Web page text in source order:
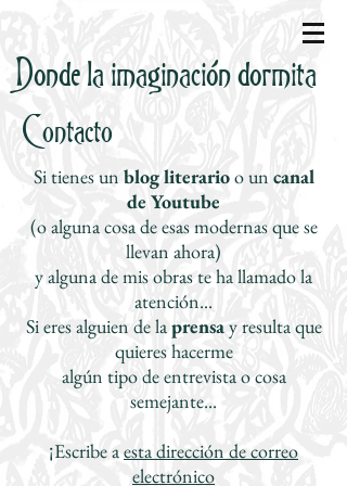
Donde la imaginación dormita
Contacto
Si tienes un blog literarioo un canal
de Youtube
(o alguna cosa de esas modernas que se
llevan ahora)
y alguna de mis obras te ha llamado la
atención...
Si eres alguien de laprensay resulta que
quieres hacerme
algún tipo de entrevista o cosa
semejante...
¡Escribe aesta dirección de correo
electrónico